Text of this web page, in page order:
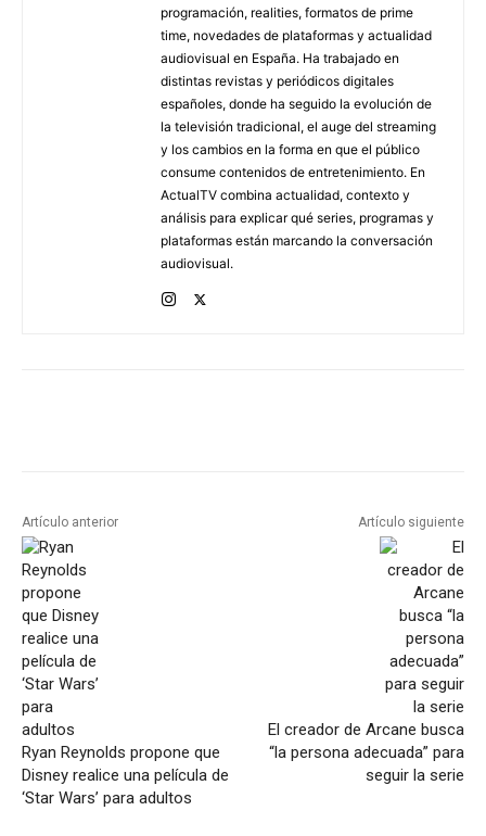
programación, realities, formatos de prime
time, novedades de plataformas y actualidad
audiovisual en España. Ha trabajado en
distintas revistas y periódicos digitales
españoles, donde ha seguido la evolución de
la televisión tradicional, el auge del streaming
y los cambios en la forma en que el público
consume contenidos de entretenimiento. En
ActualTV combina actualidad, contexto y
análisis para explicar qué series, programas y
plataformas están marcando la conversación
audiovisual.
Artículo anterior
Ryan Reynolds propone que
Disney realice una película de
‘Star Wars’ para adultos
Artículo siguiente
El creador de Arcane busca
“la persona adecuada” para
seguir la serie